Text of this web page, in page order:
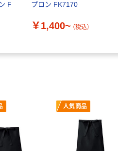
F
プロン FK7170
￥1,400~ （税込）
人気商品